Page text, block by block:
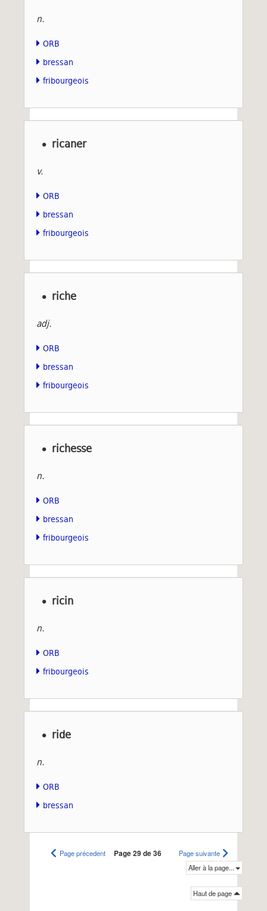
n.
ORB
bressan
fribourgeois
ricaner
v.
ORB
bressan
fribourgeois
riche
adj.
ORB
bressan
fribourgeois
richesse
n.
ORB
bressan
fribourgeois
ricin
n.
ORB
fribourgeois
ride
n.
ORB
bressan
Page précedent Page 29 de 36
Page suivante
Aller à la page...
Haut de page